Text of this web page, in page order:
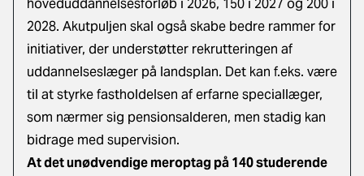
hoveduddannelsesforløb i 2026, 150 i 2027 og 200 i
2028. Akutpuljen skal også skabe bedre rammer for
initiativer, der understøtter rekrutteringen af
uddannelseslæger på landsplan. Det kan f.eks. være
til at styrke fastholdelsen af erfarne speciallæger,
som nærmer sig pensionsalderen, men stadig kan
bidrage med supervision.
At det unødvendige meroptag på 140 studerende